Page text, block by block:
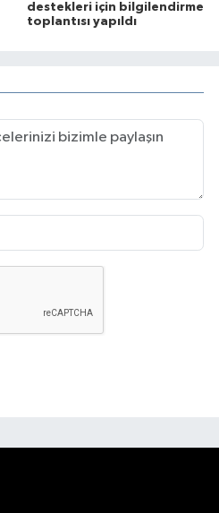
destekleri için bilgilendirme
toplantısı yapıldı